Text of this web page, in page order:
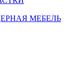
МЕБЕЛЬ